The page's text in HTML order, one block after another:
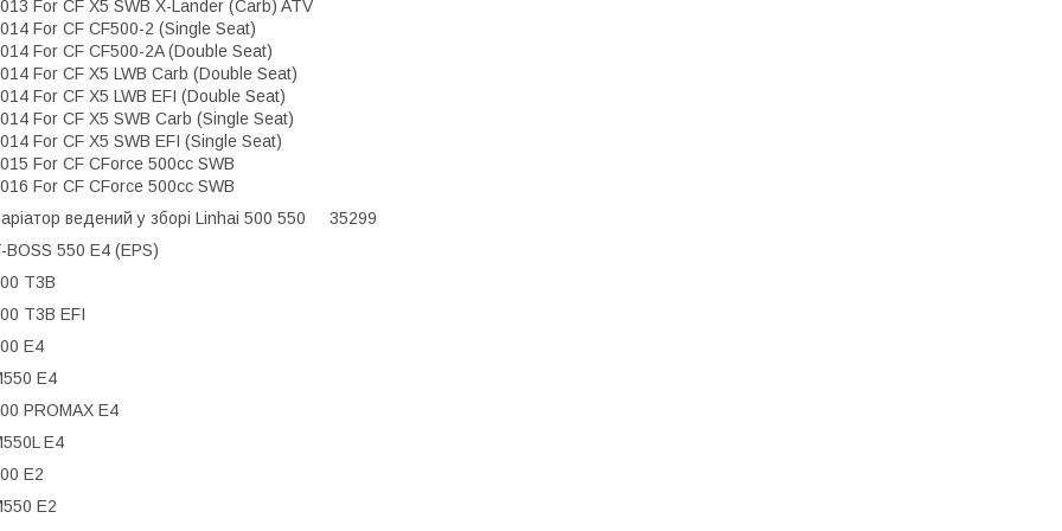
For CF X5 SWB X-Lander (Carb) ATV
For CF CF500-2 (Single Seat)
For CF CF500-2A (Double Seat)
For CF X5 LWB Carb (Double Seat)
For CF X5 LWB EFI (Double Seat)
For CF X5 SWB Carb (Single Seat)
For CF X5 SWB EFI (Single Seat)
For CF CForce 500cc SWB
For CF CForce 500cc SWB
ведений у зборі Linhai 500 550 35299
BOSS 550 E4 (EPS)
T3B
T3B EFI
E4
E4
PROMAX E4
E4
E2
E2